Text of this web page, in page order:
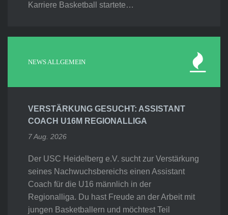
Karriere Basketball startete…
NEWS ALLGEMEIN
VERSTÄRKUNG GESUCHT: ASSISTANT
COACH U16M REGIONALLIGA
7 Aug. 2026
Der USC Heidelberg e.V. sucht zur Verstärkung
seines Nachwuchsbereichs einen Assistant
Coach für die U16 männlich in der
Regionalliga. Du hast Freude an der Arbeit mit
jungen Basketballern und möchtest Teil